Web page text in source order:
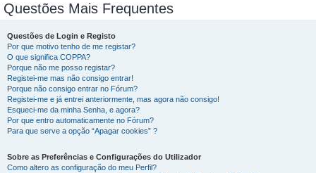
Questões Mais Frequentes
Questões de Login e Registo
Por que motivo tenho de me registar?
O que significa COPPA?
Porque não me posso registar?
Registei-me mas não consigo entrar!
Porque não consigo entrar no Fórum?
Registei-me e já entrei anteriormente, mas agora não consigo!
Esqueci-me da minha Senha, e agora?
Por que entro automaticamente no Fórum?
Para que serve a opção “Apagar cookies” ?
Sobre as Preferências e Configurações do Utilizador
Como altero as configuração do meu Perfil?